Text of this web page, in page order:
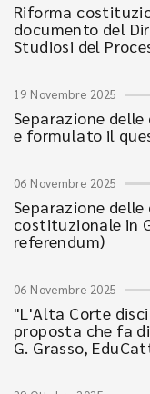
Riforma
documento del
Studiosi del
19 Novembre 2025
Separazione
e formulato il
06 Novembre 2025
Separazione
costituzionale in
referendum)
06 Novembre 2025
"L'Alta Corte
proposta che fa
G. Grasso,